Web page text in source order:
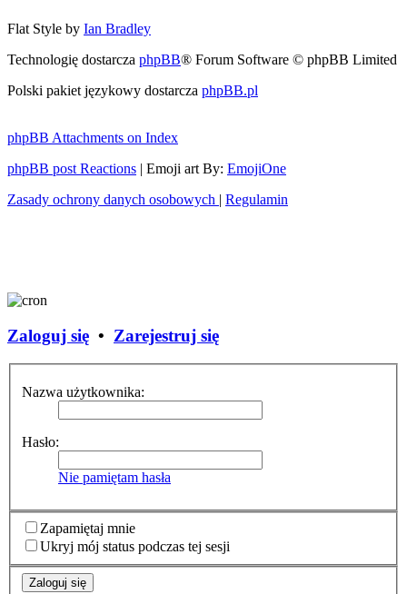
Flat Style by Ian Bradley
Technologię dostarcza phpBB® Forum Software © phpBB Limited
Polski pakiet językowy dostarcza phpBB.pl
phpBB Attachments on Index
phpBB post Reactions | Emoji art By: EmojiOne
Zasady ochrony danych osobowych | Regulamin
Zaloguj się • Zarejestruj się
Nazwa użytkownika:
Hasło:
Nie pamiętam hasła
Zapamiętaj mnie
Ukryj mój status podczas tej sesji